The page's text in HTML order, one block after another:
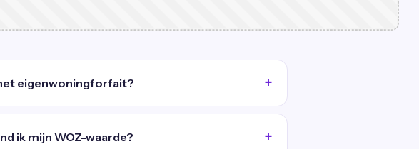
eigenwoningforfait?
ik mijn WOZ-waarde?